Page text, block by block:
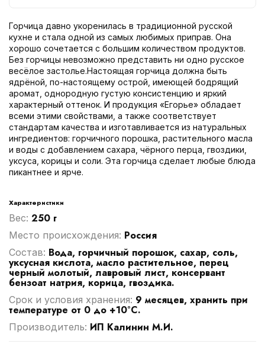
Горчица давно укоренилась в традиционной русской
кухне и стала одной из самых любимых приправ. Она
хорошо сочетается с большим количеством продуктов.
Без горчицы невозможно представить ни одно русское
весёлое застолье.Настоящая горчица должна быть
ядрёной, по-настоящему острой, имеющей бодрящий
аромат, однородную густую консистенцию и яркий
характерный оттенок. И продукция «Егорье» обладает
всеми этими свойствами, а также соответствует
стандартам качества и изготавливается из натуральных
ингредиентов: горчичного порошка, растительного масла
и воды с добавлением сахара, чёрного перца, гвоздики,
уксуса, корицы и соли. Эта горчица сделает любые блюда
пикантнее и ярче.
Характеристики
Вес: 250 г
Место происхождения: Россия
Cостав: Вода, горчичный порошок, сахар, соль,
уксусная кислота, масло растительное, перец
черный молотый, лавровый лист, консервант
бензоат натрия, корица, гвоздика.
Срок и условия хранения: 9 месяцев, хранить при
температуре от 0 до +10°С.
Производитель: ИП Калинин М.И.